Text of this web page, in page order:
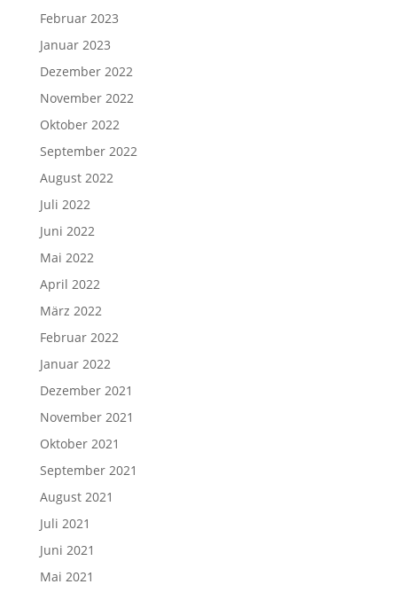
Februar 2023
Januar 2023
Dezember 2022
November 2022
Oktober 2022
September 2022
August 2022
Juli 2022
Juni 2022
Mai 2022
April 2022
März 2022
Februar 2022
Januar 2022
Dezember 2021
November 2021
Oktober 2021
September 2021
August 2021
Juli 2021
Juni 2021
Mai 2021